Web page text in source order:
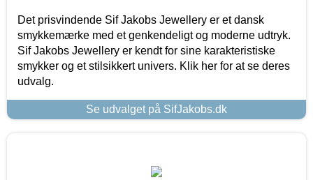
Det prisvindende Sif Jakobs Jewellery er et dansk
smykkemærke med et genkendeligt og moderne udtryk.
Sif Jakobs Jewellery er kendt for sine karakteristiske
smykker og et stilsikkert univers. Klik her for at se deres
udvalg.
Se udvalget på SifJakobs.dk